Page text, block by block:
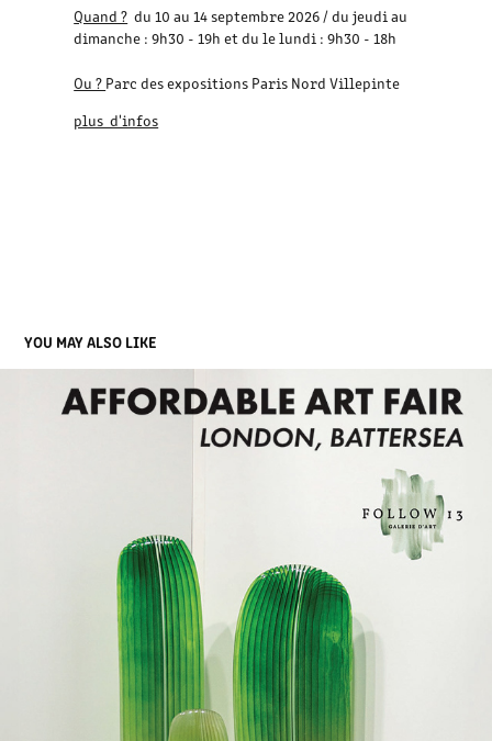
Quand ? du 10 au 14 septembre 2026 / du jeudi au
dimanche : 9h30 - 19h et du le lundi : 9h30 - 18h
Ou ? Parc des expositions Paris Nord Villepinte
plus d'infos
YOU MAY ALSO LIKE
AFFORDABLE ART FAIR - LONDRES
2023